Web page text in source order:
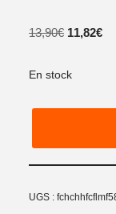
13,90€ 11,82€
En stock
UGS :